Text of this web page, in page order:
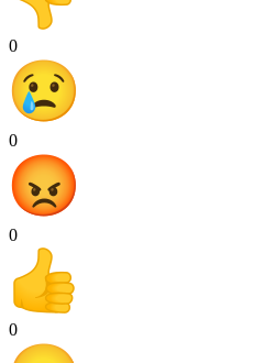
0
0
0
0